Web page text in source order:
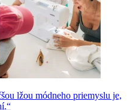
lžou módneho priemyslu je,